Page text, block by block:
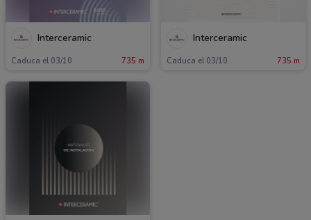
Interceramic
Caduca el 03/10 735 m
Interceramic
Caduca el 03/10 735 m